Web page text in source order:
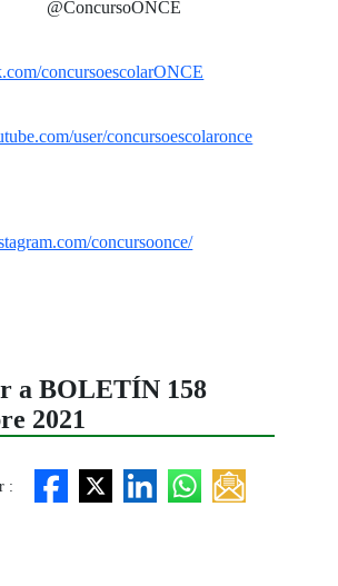
concursoescolarONCE
user/concursoescolaronce
concursoonce/
a BOLETÍN 158
2021
: